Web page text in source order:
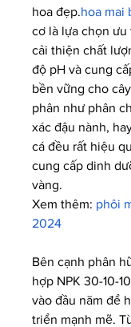
hoa đẹp.hoa mai
cơ là lựa chọn
cải thiện chất
độ pH và cung
bền vững cho
phân như phân
xác đậu nành,
cá đều rất hiệu
cung cấp dinh
vàng.
Xem thêm: phôi
2024
Bên cạnh phân
hợp NPK 30-10-
vào đầu năm để
triển mạnh mẽ.